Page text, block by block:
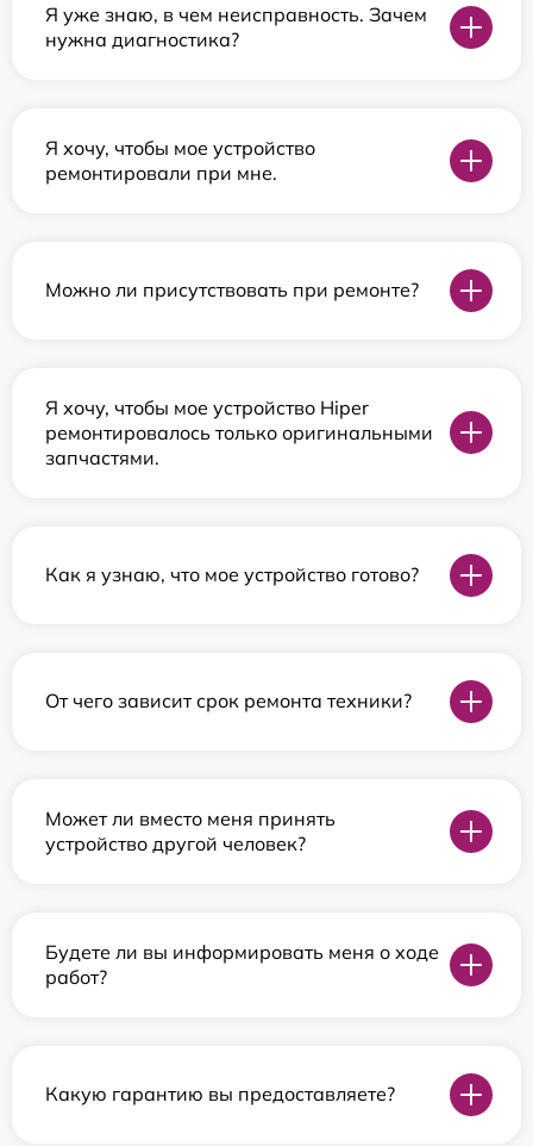
Я уже знаю, в чем неисправность. Зачем
нужна диагностика?
Я хочу, чтобы мое устройство
ремонтировали при мне.
Можно ли присутствовать при ремонте?
Я хочу, чтобы мое устройство Hiper
ремонтировалось только оригинальными
запчастями.
Как я узнаю, что мое устройство готово?
От чего зависит срок ремонта техники?
Может ли вместо меня принять
устройство другой человек?
Будете ли вы информировать меня о ходе
работ?
Какую гарантию вы предоставляете?